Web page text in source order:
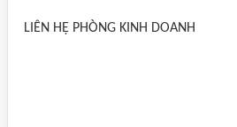
LIÊN HỆ PHÒNG KINH DOANH